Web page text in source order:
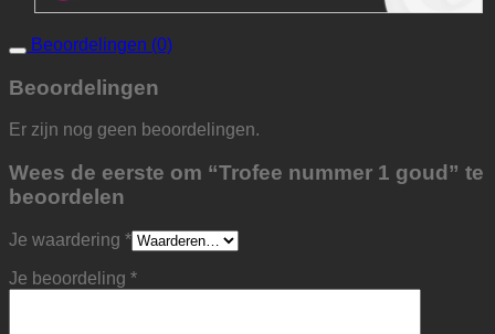
Beoordelingen (0)
Beoordelingen
Er zijn nog geen beoordelingen.
Wees de eerste om “Trofee nummer 1 goud” te
beoordelen
Je waardering *
Je beoordeling *